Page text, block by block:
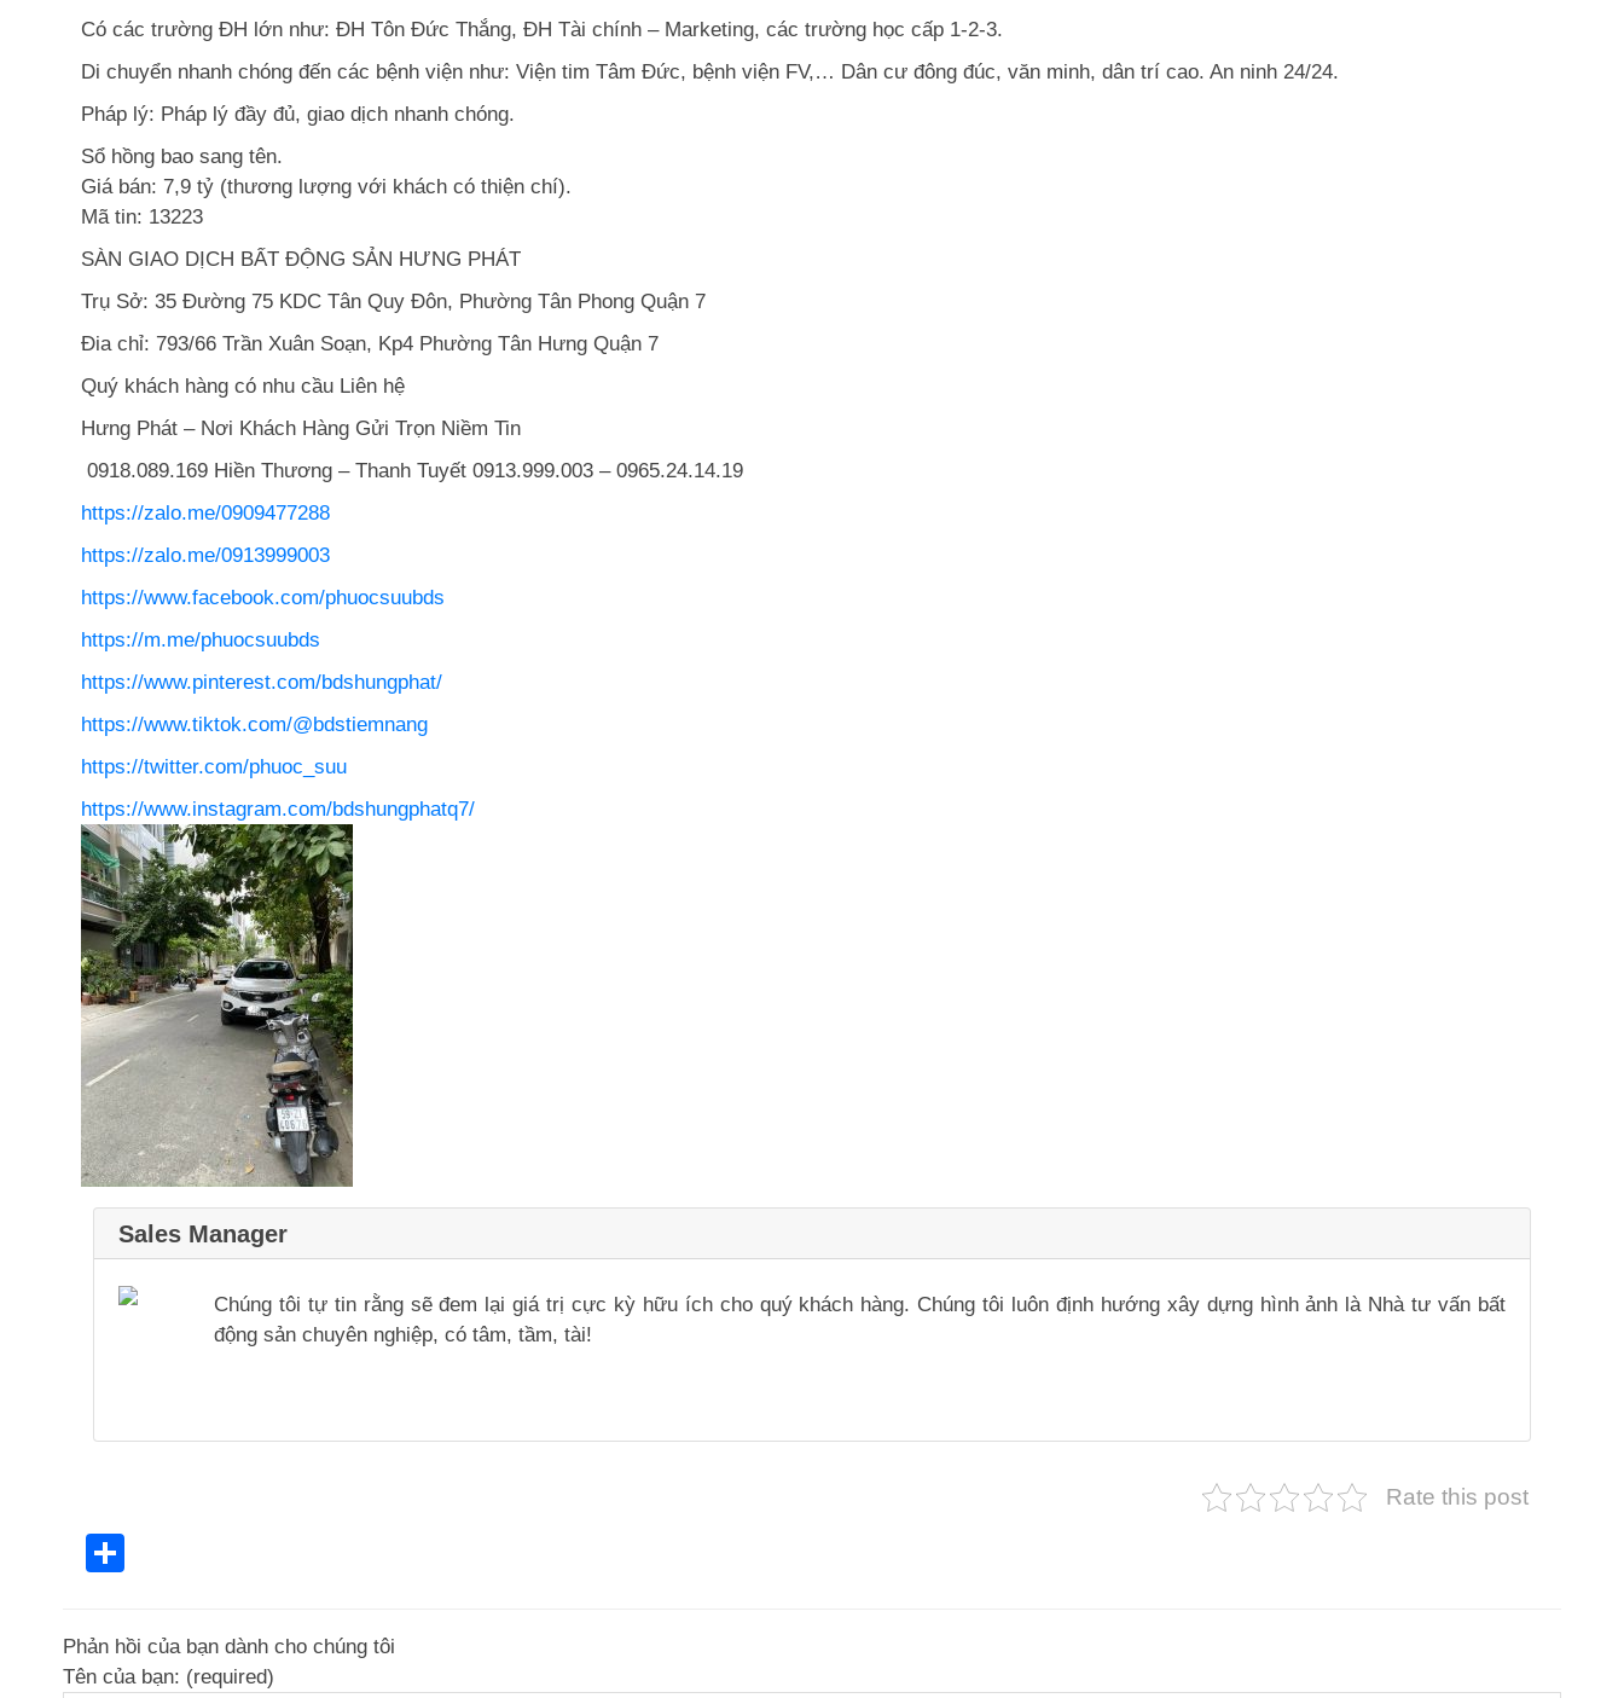
Có các trường ĐH lớn như: ĐH Tôn Đức Thắng, ĐH Tài chính – Marketing, các trường học cấp 1-2-3.
Di chuyển nhanh chóng đến các bệnh viện như: Viện tim Tâm Đức, bệnh viện FV,… Dân cư đông đúc, văn minh, dân trí cao. An ninh 24/24.
Pháp lý: Pháp lý đầy đủ, giao dịch nhanh chóng.
Sổ hồng bao sang tên.
Giá bán: 7,9 tỷ (thương lượng với khách có thiện chí).
Mã tin: 13223
SÀN GIAO DỊCH BẤT ĐỘNG SẢN HƯNG PHÁT
Trụ Sở: 35 Đường 75 KDC Tân Quy Đôn, Phường Tân Phong Quận 7
Đia chỉ: 793/66 Trần Xuân Soạn, Kp4 Phường Tân Hưng Quận 7
Quý khách hàng có nhu cầu Liên hệ
Hưng Phát – Nơi Khách Hàng Gửi Trọn Niềm Tin
0918.089.169 Hiền Thương – Thanh Tuyết 0913.999.003 – 0965.24.14.19
https://zalo.me/0909477288
https://zalo.me/0913999003
https://www.facebook.com/phuocsuubds
https://m.me/phuocsuubds
https://www.pinterest.com/bdshungphat/
https://www.tiktok.com/@bdstiemnang
https://twitter.com/phuoc_suu
https://www.instagram.com/bdshungphatq7/
Sales Manager
Chúng tôi tự tin rằng sẽ đem lại giá trị cực kỳ hữu ích cho quý khách hàng. Chúng tôi luôn định hướng xây dựng hình ảnh là Nhà tư vấn bất
động sản chuyên nghiệp, có tâm, tầm, tài!
Rate this post
Phản hồi của bạn dành cho chúng tôi
Tên của bạn: (required)